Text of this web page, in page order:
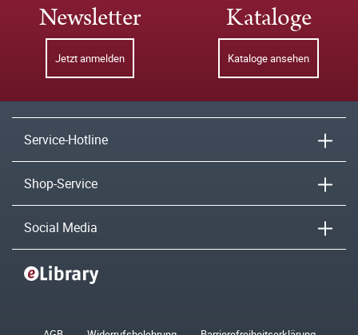
Newsletter
Jetzt anmelden
Kataloge
Kataloge ansehen
Service-Hotline
Shop-Service
Social Media